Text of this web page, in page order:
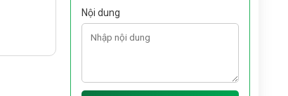
Nội dung